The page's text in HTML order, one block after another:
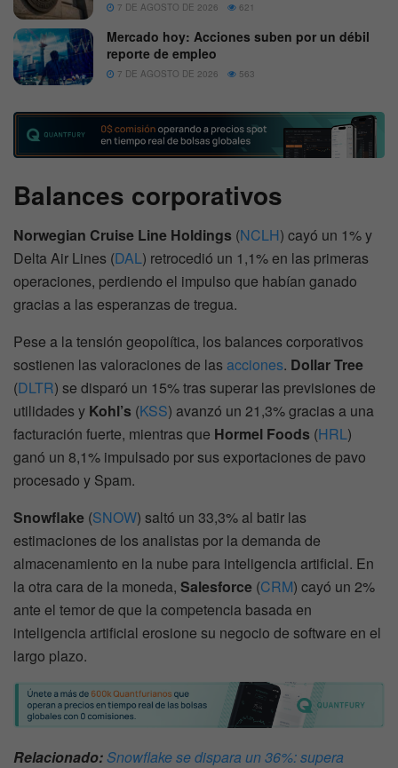
7 DE AGOSTO DE 2026 621
Mercado hoy: Acciones suben por un débil
reporte de empleo
7 DE AGOSTO DE 2026 563
Balances corporativos
Norwegian Cruise Line Holdings (NCLH) cayó un 1% y
Delta Air Lines (DAL) retrocedió un 1,1% en las primeras
operaciones, perdiendo el impulso que habían ganado
gracias a las esperanzas de tregua.
Pese a la tensión geopolítica, los balances corporativos
sostienen las valoraciones de las acciones. Dollar Tree
(DLTR) se disparó un 15% tras superar las previsiones de
utilidades y Kohl’s (KSS) avanzó un 21,3% gracias a una
facturación fuerte, mientras que Hormel Foods (HRL)
ganó un 8,1% impulsado por sus exportaciones de pavo
procesado y Spam.
Snowflake (SNOW) saltó un 33,3% al batir las
estimaciones de los analistas por la demanda de
almacenamiento en la nube para inteligencia artificial. En
la otra cara de la moneda, Salesforce (CRM) cayó un 2%
ante el temor de que la competencia basada en
inteligencia artificial erosione su negocio de software en el
largo plazo.
Relacionado:Snowflake se dispara un 36%: supera